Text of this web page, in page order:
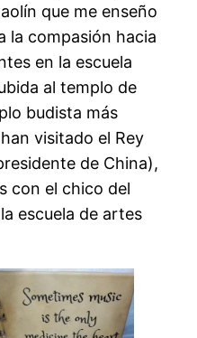
que me enseño
la compasión hacia
en la escuela
al templo de
budista más
visitado el Rey
de China),
con el chico del
escuela de artes